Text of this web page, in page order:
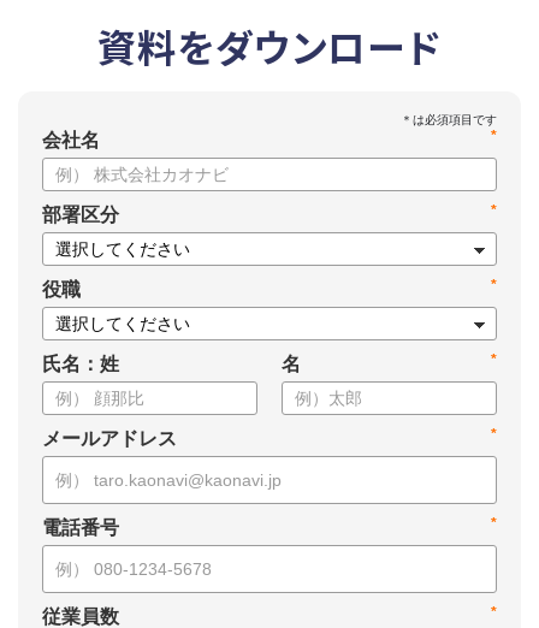
資料をダウンロード
*
会社名
*
部署区分
*
役職
氏名：姓 *
名
*
メールアドレス
*
電話番号
*
従業員数